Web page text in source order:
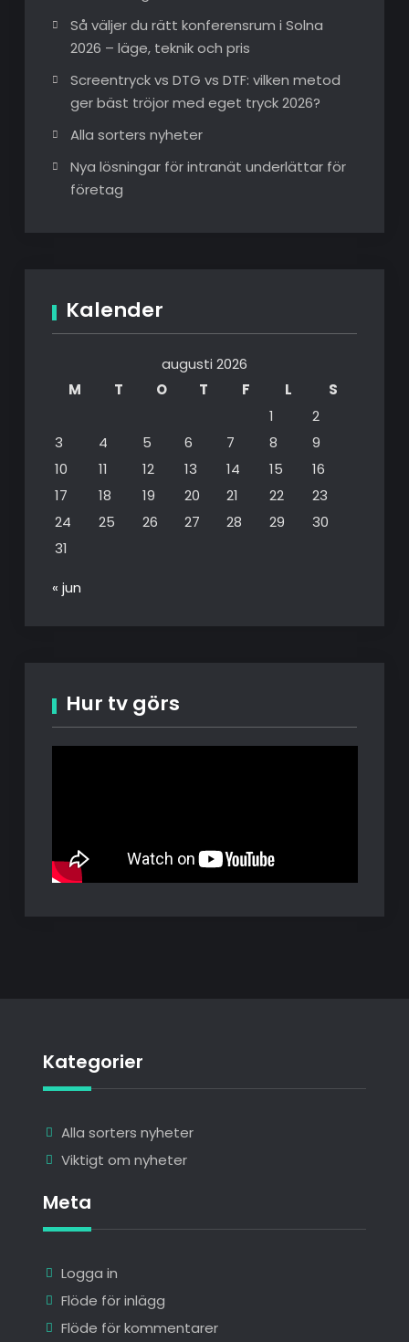
Så väljer du rätt konferensrum i Solna
2026 – läge, teknik och pris
Screentryck vs DTG vs DTF: vilken metod
ger bäst tröjor med eget tryck 2026?
Alla sorters nyheter
Nya lösningar för intranät underlättar för
företag
Kalender
augusti 2026
M
T O T F L
S
1
2
3
4 5 6 7 8
9
10
11 12 13 14 15
16
17
18 19 20 21 22
23
24
25 26 27 28 29
30
31
« jun
Hur tv görs
Kategorier
Alla sorters nyheter
Viktigt om nyheter
Meta
Logga in
Flöde för inlägg
Flöde för kommentarer